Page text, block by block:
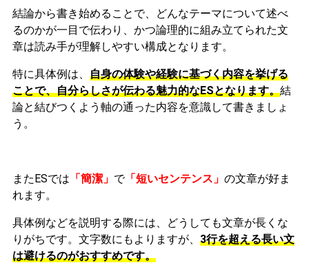
結論から書き始めることで、どんなテーマについて述べ
るのかが一目で伝わり、かつ論理的に組み立てられた文
章は読み手が理解しやすい構成となります。
特に具体例は、 自身の体験や経験に基づく内容を挙げる
ことで、自分らしさが伝わる魅力的なESとなります。結
論と結びつくよう軸の通った内容を意識して書きましょ
う。
またESでは 「簡潔」 で「短いセンテンス」 の文章が好ま
れます。
具体例などを説明する際には、どうしても文章が長くな
りがちです。文字数にもよりますが、 3行を超える長い文
は避けるのがおすすめです。